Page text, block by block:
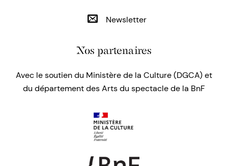
Newsletter
Nos partenaires
Avec le soutien du Ministère de la Culture (DGCA) et
du département des Arts du spectacle de la BnF